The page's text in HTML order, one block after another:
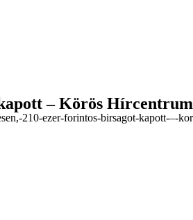
– Körös Hírcentrum